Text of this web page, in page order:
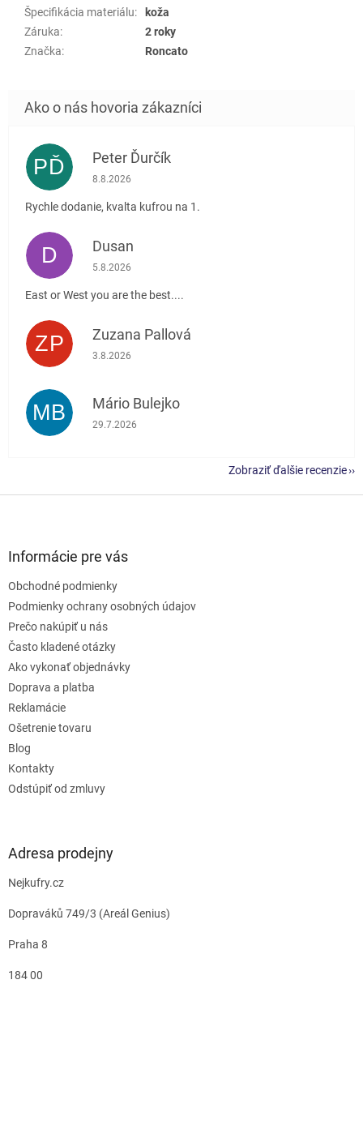
Špecifikácia materiálu:
koža
Záruka:
2 roky
Značka: Roncato
PĎ Peter Ďurčík
Hodnotenie obchodu je 5 z 5 hviezdičiek.
8.8.2026
Rychle dodanie, kvalta kufrou na 1.
D Dusan
Hodnotenie obchodu je 5 z 5 hviezdičiek.
5.8.2026
East or West you are the best....
ZP Zuzana Pallová
Hodnotenie obchodu je 5 z 5 hviezdičiek.
3.8.2026
MB Mário Bulejko
Hodnotenie obchodu je 5 z 5 hviezdičiek.
29.7.2026
Zobraziť ďalšie recenzie
Informácie pre vás
Obchodné podmienky
Podmienky ochrany osobných údajov
Prečo nakúpiť u nás
Často kladené otázky
Ako vykonať objednávky
Doprava a platba
Reklamácie
Ošetrenie tovaru
Blog
Kontakty
Odstúpiť od zmluvy
Adresa prodejny
Nejkufry.cz
Dopraváků 749/3 (Areál Genius)
Praha 8
184 00